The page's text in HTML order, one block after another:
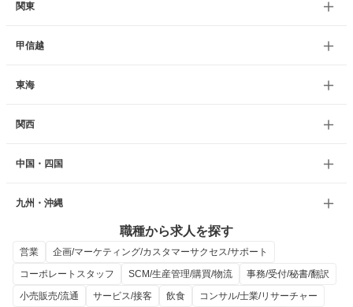
関東
甲信越
東海
関西
中国・四国
九州・沖縄
職種から求人を探す
営業
企画/マーケティング/カスタマーサクセス/サポート
コーポレートスタッフ
SCM/生産管理/購買/物流
事務/受付/秘書/翻訳
小売販売/流通
サービス/接客 飲食
コンサル/士業/リサーチャー